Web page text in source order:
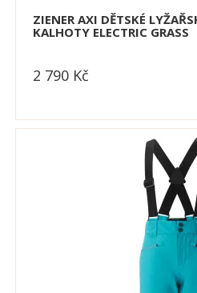
ZIENER AXI DĚTSKÉ
KALHOTY ELECTRIC GRASS
2 790 Kč